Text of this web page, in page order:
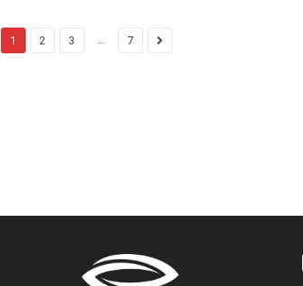
1 2 3 ... 7